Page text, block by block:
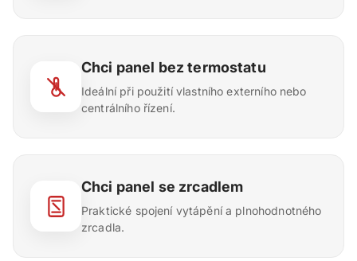
Chci panel bez termostatu
Ideální při použití vlastního externího nebo
centrálního řízení.
Chci panel se zrcadlem
Praktické spojení vytápění a plnohodnotného
zrcadla.